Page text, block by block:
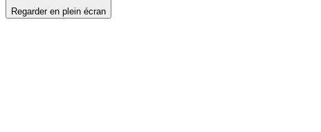
Regarder en plein écran